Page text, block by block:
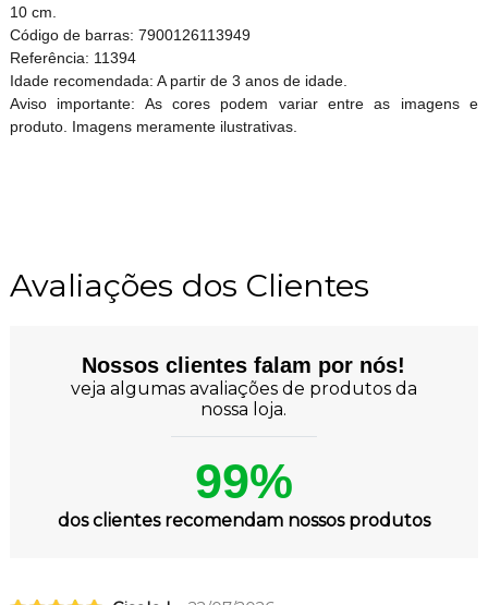
10 cm.
Código de barras: 7900126113949
Referência: 11394
Idade recomendada: A partir de 3 anos de idade.
Aviso importante: As cores podem variar entre as imagens e
produto. Imagens meramente ilustrativas.
Avaliações dos Clientes
Nossos clientes falam por nós!
veja algumas avaliações de produtos da
nossa loja.
99%
dos clientes recomendam nossos produtos